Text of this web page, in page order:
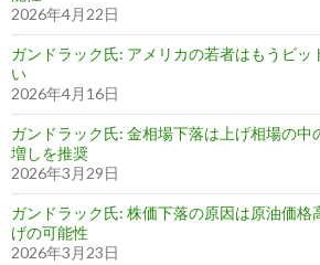
2026年4月22日
ガンドラック氏: アメリカの若者はもうビッ
い
2026年4月16日
ガンドラック氏: 金相場下落は上げ相場の中
増しを推奨
2026年3月29日
ガンドラック氏: 株価下落の原因は原油価格
げの可能性
2026年3月23日